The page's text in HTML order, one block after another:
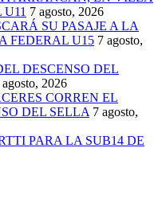
7 agosto, 2026
SU PASAJE A LA
FEDERAL U15 7 agosto,
DESCENSO DEL
agosto, 2026
CORREN EL
DEL SELLA 7 agosto,
PARA LA SUB14 DE